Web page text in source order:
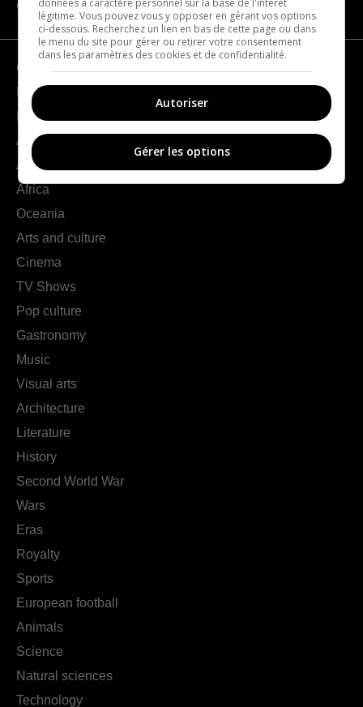
CATEGORIES
Geography
France
Europe
Americas
Asia
Africa
Oceania
Arts and culture
Cinema
TV Shows
Pop culture
Gastronomy
Music
Visual arts
Architecture
Literature
History
Second World War
Wars
Eras
Royalty
Sports
European football
Animals
Science
Natural sciences
Technology
légitime. Vous pouvez vous y opposer en gérant vos options
ci-dessous. Recherchez un lien en bas de cette page ou dans
le menu du site pour gérer ou retirer votre consentement
dans les paramètres des cookies et de confidentialité.
Autoriser
Gérer les options